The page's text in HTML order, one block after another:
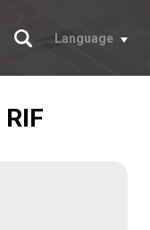
Buscar
Language
RIF